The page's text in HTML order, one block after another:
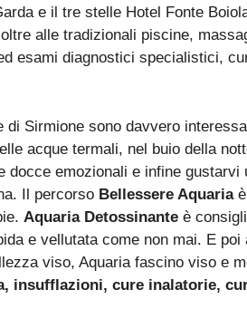
e il tre stelle Hotel Fonte
alle tradizionali piscine,
esami diagnostici specialistici,
di Sirmione sono davvero
acque termali, nel buio della
docce emozionali e infine
Il percorso Bellessere Aquariaè
Aquaria Detossinante è
e vellutata come non mai. E
viso, Aquaria fascino viso e
insufflazioni, cure inalatorie,